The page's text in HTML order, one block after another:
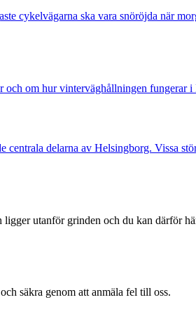
cykelvägarna ska vara snöröjda när
om hur vinterväghållningen fungerar
centrala delarna av Helsingborg. Vissa
ligger utanför grinden och du kan därför
säkra genom att anmäla fel till oss.